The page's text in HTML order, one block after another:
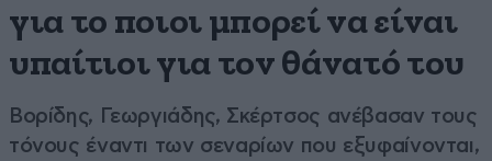
για το ποιοι μπορεί να είναι
υπαίτιοι για τον θάνατό του
Βορίδης, Γεωργιάδης, Σκέρτσος ανέβασαν τους
τόνους έναντι των σεναρίων που εξυφαίνονται,